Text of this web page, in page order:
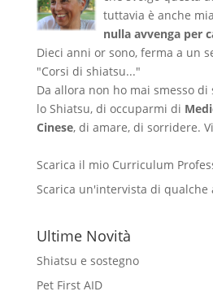
tuttavia è anche
nulla avvenga per
Dieci anni or sono, ferma a un
"Corsi di shiatsu..."
Da allora non ho mai smesso
lo Shiatsu, di occuparmi di
Cinese, di amare, di sorridere.
Scarica il mio Curriculum
Scarica un'intervista di qualche
Ultime Novità
Shiatsu e sostegno
Pet First AID